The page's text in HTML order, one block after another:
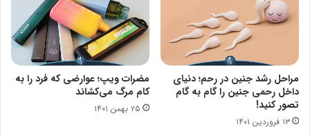
مراحل رشد جنین در رحم؛ دنیای
داخل رحمی جنین را گام به گام
تصور کنید!
۱۳ فروردین ۱۴۰۱
مضرات ویپ؛ عوارضی که فرد را به
کام مرگ می‌کشاند
۲۵ بهمن ۱۴۰۱